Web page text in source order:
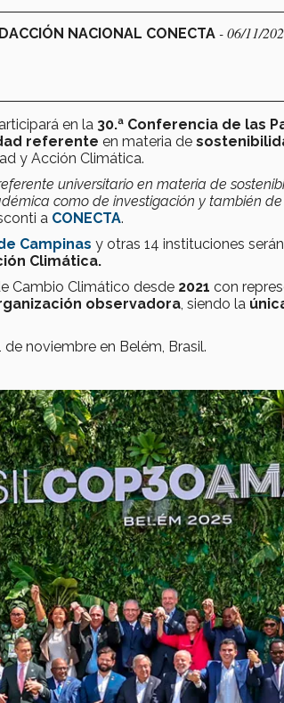
NACIONAL CONECTA - 06/11/
en la 30.ª Conferencia de las
referente en materia de
y Acción Climática.
universitario en materia de
como de investigación y también
a CONECTA.
Campinas y otras 14 instituciones serán
Climática.
Cambio Climático desde 2021 con
observadora , siendo la
de noviembre en Belém, Brasil.